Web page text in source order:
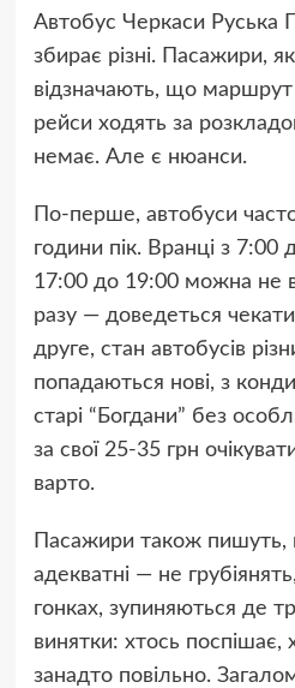
Автобус Черкаси Руська
збирає різні. Пасажири,
відзначають, що
рейси ходять за
немає. Але є нюанси.
По-перше, автобуси
години пік. Вранці з 7:00
17:00 до 19:00 можна не
разу — доведеться
друге, стан автобусів
попадаються нові, з
старі “Богдани” без
за свої 25-35 грн
варто.
Пасажири також пишуть,
адекватні — не
гонках, зупиняються де
винятки: хтось поспішає,
занадто повільно.